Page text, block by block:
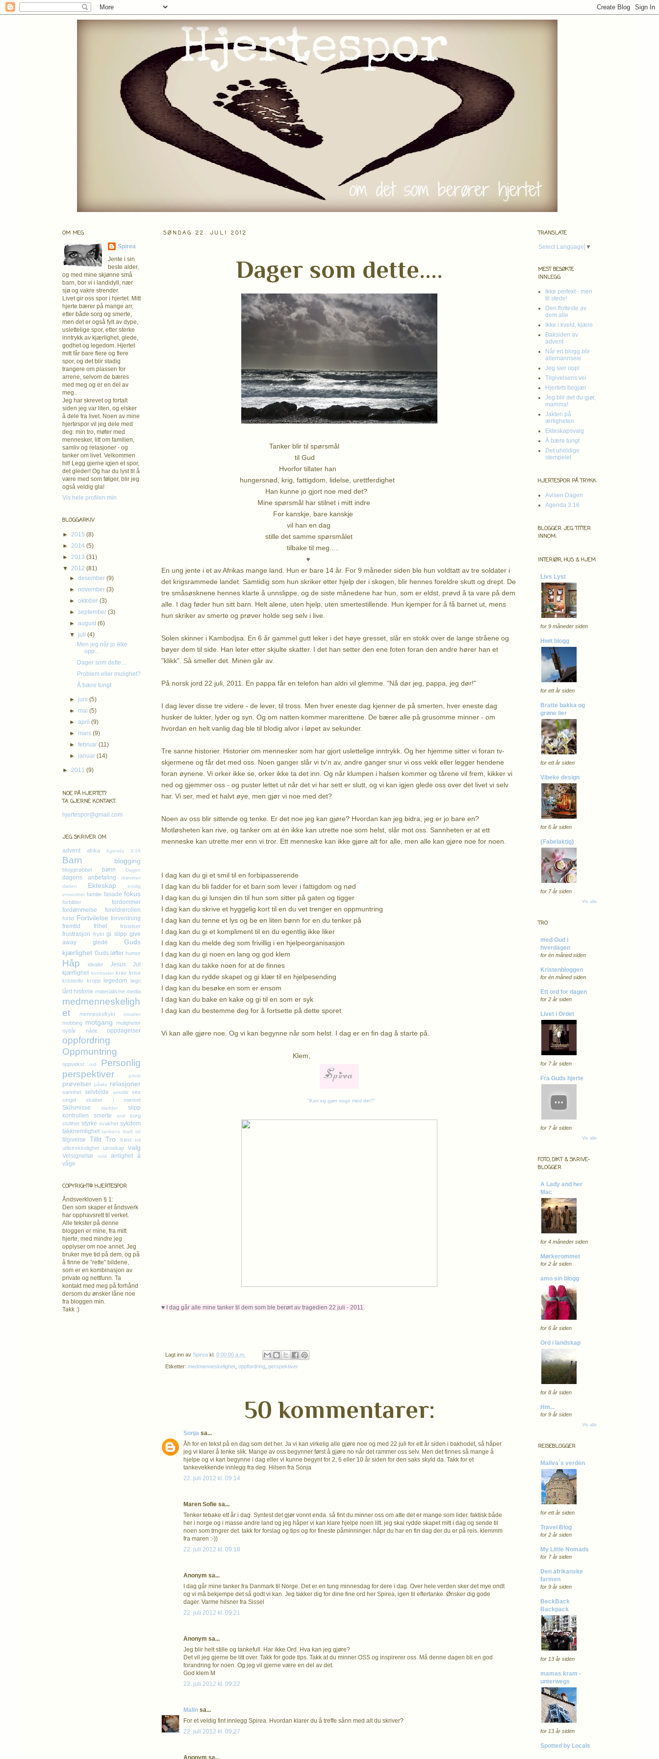
SØNDAG 22. JULI 2012
Dager som dette....
Tanker blir til spørsmål
til Gud
Hvorfor tillater han
hungersnød, krig, fattigdom, lidelse, urettferdighet
Han kunne jo gjort noe med det?
Mine spørsmål har stilnet i mitt indre
For kanskje, bare kanskje
vil han en dag
stille det samme spørsmålet
tilbake til meg.....
♥
En ung jente i et av Afrikas mange land. Hun er bare 14 år. For 9 måneder siden ble hun voldtatt av tre soldater i
det krigsrammede landet. Samtidig som hun skriker etter hjelp der i skogen, blir hennes foreldre skutt og drept. De
tre småsøsknene hennes klarte å unnslippe, og de siste månedene har hun, som er eldst, prøvd å ta vare på dem
alle. I dag føder hun sitt barn. Helt alene, uten hjelp, uten smertestillende. Hun kjemper for å få barnet ut, mens
hun skriker av smerte og prøver holde seg selv i live.
Solen skinner i Kambodjsa. En 6 år gammel gutt leker i det høye gresset, slår en stokk over de lange stråene og
bøyer dem til side. Han leter etter skjulte skatter. I det han setter den ene foten foran den andre hører han et
"klikk". Så smeller det. Minen går av.
På norsk jord 22 juli, 2011. En pappa får en telefon han aldri vil glemme. "Nå dør jeg, pappa, jeg dør!"
I dag lever disse tre videre - de lever, til tross. Men hver eneste dag kjenner de på smerten, hver eneste dag
husker de lukter, lyder og syn. Og om natten kommer marerittene. De bærer alle på grusomme minner - om
hvordan en helt vanlig dag ble til blodig alvor i løpet av sekunder.
Tre sanne historier. Historier om mennesker som har gjort uslettelige inntrykk. Og her hjemme sitter vi foran tv-
skjermene og får det med oss. Noen ganger slår vi tv'n av, andre ganger snur vi oss vekk eller legger hendene
foran øynene. Vi orker ikke se, orker ikke ta det inn. Og når klumpen i halsen kommer og tårene vil frem, kikker vi
ned og gjemmer oss - og puster lettet ut når det vi har sett er slutt, og vi kan igjen glede oss over det livet vi selv
har. Vi ser, med et halvt øye, men gjør vi noe med det?
Noen av oss blir sittende og tenke. Er det noe jeg kan gjøre? Hvordan kan jeg bidra, jeg er jo bare en?
Motløsheten kan rive, og tanker om at én ikke kan utrette noe som helst, slår mot oss. Sannheten er at ett
menneske kan utrette mer enn vi tror. Ett menneske kan ikke gjøre alt for alle, men alle kan gjøre noe for noen.
I dag kan du gi et smil til en forbipasserende
I dag kan du bli fadder for et barn som lever i fattigdom og nød
I dag kan du gi lunsjen din til hun som sitter på gaten og tigger
I dag kan du skrive et hyggelig kort til en du vet trenger en oppmuntring
I dag kan du tenne et lys og be en liten bønn for en du tenker på
I dag kan du gi et kompliment til en du egentlig ikke liker
I dag kan du melde deg som frivillig i en hjelpeorganisasjon
I dag kan du gi noen en lang og god klem
I dag kan du takke noen for at de finnes
I dag kan du rydde skapet og gi klær til en hjelpesending
I dag kan du besøke en som er ensom
I dag kan du bake en kake og gi til en som er syk
I dag kan du bestemme deg for å fortsette på dette sporet
Vi kan alle gjøre noe. Og vi kan begynne når som helst. I dag er en fin dag å starte på.
Klem,
"Kan eg gjørr noge med det?"
♥ I dag går alle mine tanker til dem som ble berørt av tragedien 22 juli - 2011.
Lagt inn av Spirea kl. 8:00:00 a.m.
Etiketter: medmenneskelighet oppfordring perspektiver
50 kommentarer:
Sonja sa...
Åh for en tekst på en dag som det her. Ja vi kan virkelig alle gjøre noe og med 22 juli for ett år siden i bakhodet, så håper
jeg vi klarer å tenke slik. Mange av oss begynner først å gjøre no når det rammer oss selv. Men det finnes så mange å
hjelpe og vi kan begynne i dag eller vi kunne begynt for 2, 6 eller 10 år siden for den saks skyld da. Takk for et
tankevekkende innlegg fra deg. Hilsen fra Sonja
22. juli 2012 kl. 09:14
Maren Sofie sa...
Tenker tebake ett år i dag. Syntest det gjør vonnt enda. så fint du minner oss om atte det er mange som lider. faktisk både
her i norge og i masse andre land og jeg håper vi kan klare hjelpe noen litt. jeg skal rydde skapet mitt i dag og sende til
noen som trngrer det. takk for forslag og tips og for fineste påminninger. håpr du har en fin dag der du er på reis. klemmm
fra maren :-))
22. juli 2012 kl. 09:18
Anonym sa...
I dag går mine tanker fra Danmark til Norge. Det er en tung minnesdag for dere i dag. Over hele verden sker det mye ondt
og vi må bekjempe det så godt vi kan. Jeg takker dig for dine fine ord her Spirea, igen til eftertanke. Ønsker dig gode
dager. Varme hilsner fra Sissel
22. juli 2012 kl. 09:21
Anonym sa...
Jeg blir helt stille og tankefull. Har ikke Ord. Hva kan jeg gjøre?
Det vil jeg gjerne be litt over. Takk for gode tips. Takk at du minner OSS og inspirerer oss. Må denne dagen bli en god
forandring for noen. Og jeg vil gjerne være en del av det.
God klem M
22. juli 2012 kl. 09:22
Malin sa...
For et veldig fint innlegg Spirea. Hvordan klarer du å treffe sånn med alt du skriver?
22. juli 2012 kl. 09:27
Anonym sa...
OM MEG
Spirea
Jente i sin
beste alder,
og med mine skjønne små
barn, bor vi i landidyll, nær
sjø og vakre strender.
Livet gir oss spor i hjertet. Mitt
hjerte bærer på mange arr,
etter både sorg og smerte,
men det er også fylt av dype,
uslettelige spor, etter sterke
inntrykk av kjærlighet, glede,
godhet og legedom. Hjertet
mitt får bare flere og flere
spor, og det blir stadig
trangere om plassen for
arrene, selvom de bæres
med meg og er en del av
meg..
Jeg har skrevet og fortalt
siden jeg var liten, og elsker
å dele fra livet. Noen av mine
hjertespor vil jeg dele med
deg: min tro, møter med
mennesker, litt om familien,
samliv og relasjoner - og
tanker om livet. Velkommen
hit! Legg gjerne igjen et spor,
det gleder! Og har du lyst til å
være med som følger, blir jeg
også veldig gla!
Vis hele profilen min
BLOGGARKIV
► 2015 (8)
► 2014 (5)
► 2013 (31)
▼ 2012 (81)
►desember(9)
► november(3)
►oktober(3)
►september(3)
►august(6)
▼ juli(4)
Men jeg når jo ikke
opp...
Dager som dette....
Problem eller mulighet?
Å bære tungt
► juni(5)
► mai(5)
►april(9)
► mars(9)
►februar(11)
► januar(14)
► 2011 (9)
NOE PÅ HJERTET?
TA GJERNE KONTAKT:
hjertespor@gmail.com
JEG SKRIVER OM
advent afrika Agenda 3:16
Barn blogging
bloggtrøbbel bønn Dagen
dagens anbefaling
drømmer
døden
Ekteskap
enslig
ensomhet familie fasade fokus
forbilder
fordommer
fordømmelse
foreldrerollen
fortid Fortvilelse forventning
fremtid
frihet fristelser
frustrasjon frykt gi slipp give
away
glede
Guds
kjærlighet Guds løfter humor
Håp idealer Jesus
Jul
kjærlighet kontraster krav krise
kristenliv kropp legedom løgn
lånt historie materialisme media
medmenneskeligh
et
menneskefrykt mirakler
mobbing motgang
muligheter
nyttår
nåde oppdagelser
oppfordring
Oppmuntring
oppvekst ord
Personlig
perspektiver
privat
prøvelser påske relasjoner
sannhet selvbilde selvtillit
sex
singel
skatter i mørket
Skilsmisse sladder
slipp
kontrollen
smerte smil
sorg
stolthet styrke svakhet sykdom
takknemlighet tankens kraft tid
tilgivelse Tillit Tro trøst tvil
utilstrekkelighet utroskap valg
Velsignelse vold ærlighet
å
våge
COPYRIGHT© HJERTESPOR
Åndsverkloven § 1:
Den som skaper et åndsverk
har opphavsretttil verket.
Alle tekster på denne
bloggen er mine, fra mitt
hjerte, med mindre jeg
opplyser om noe annet. Jeg
bruker mye tid på dem, og på
å finne de "rette" bildene,
som er en kombinasjon av
private og nettfunn. Ta
kontakt med meg på forhånd
dersom du ønsker låne noe
fra bloggen min.
Takk :)
TRANSLATE
Select Language ▼
MEST BESØKTE
INNLEGG
Ikke perfekt - men
til stede!
Den flotteste av
dem alle
Ikke i kveld, kjære
Baksiden av
advent
Når en blogg blir
allemannseie
Jeg sier opp!
Tilgivelsens vei
Hjertets begjær
Jeg blir det du gjør,
mamma!
Jakten på
ærligheten
Ekteskapsvalg
Å bære tungt
Det uheldige
stempelet
HJERTESPOR PÅ TRYKK
Avisen Dagen
Agenda 3:16
BLOGGER JEG TITTER
INNOM:
INTERIØR, HUS & HJEM
Livs Lyst
for 9 måneder siden
Hwit blogg
for ett år siden
Bratte bakka og
grøne lier
for ett år siden
Vibeke design
for 6 år siden
{Fabelaktig}
for 7 år siden
Vis alle
TRO
med Gud i
hverdagen
for én måned siden
Kristenbloggen
for én måned siden
Ett ord for dagen
for 2 år siden
Livet i Ordet
for 7 år siden
Fra Guds hjerte
for 7 år siden
Vis alle
FOTO, DIKT & SKRIVE-
BLOGGER
A Lady and her
Mac
for 4 måneder siden
Mørkerommet
for 2 år siden
amo sin blogg
for 6 år siden
Ord i landskap
for 8 år siden
Hm...
for 9 år siden
Vis alle
REISEBLOGGER
Maliva`s verden
for ett år siden
Travel Blog
for 2 år siden
My Little Nomads
for 7 år siden
Den afrikanske
farmen
for 9 år siden
BeckBack
Backpack
for 13 år siden
mamas kram -
unterwegs
for 13 år siden
Spotted by Locals